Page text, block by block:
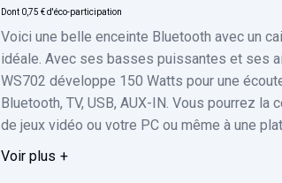
Dont 0,75 €d'éco-participation
Voici une belle enceinte Bluetooth avec un
idéale. Avec ses basses puissantes et ses
WS702 développe 150 Watts pour une
Bluetooth, TV, USB, AUX-IN. Vous pourrez la
de jeux vidéo ou votre PC ou même à une
Voir plus